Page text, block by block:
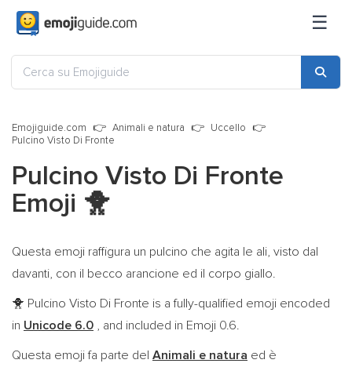
☰
Emojiguide.com Animali e natura
Uccello
Pulcino Visto Di Fronte
Pulcino Visto Di Fronte
Emoji 🐥
Questa emoji raffigura un pulcino che agita le ali, visto dal
davanti, con il becco arancione ed il corpo giallo.
🐥 Pulcino Visto Di Fronte is a fully-qualified emoji encoded
in Unicode 6.0 , and included in Emoji 0.6.
Questa emoji fa parte del Animali e natura ed è